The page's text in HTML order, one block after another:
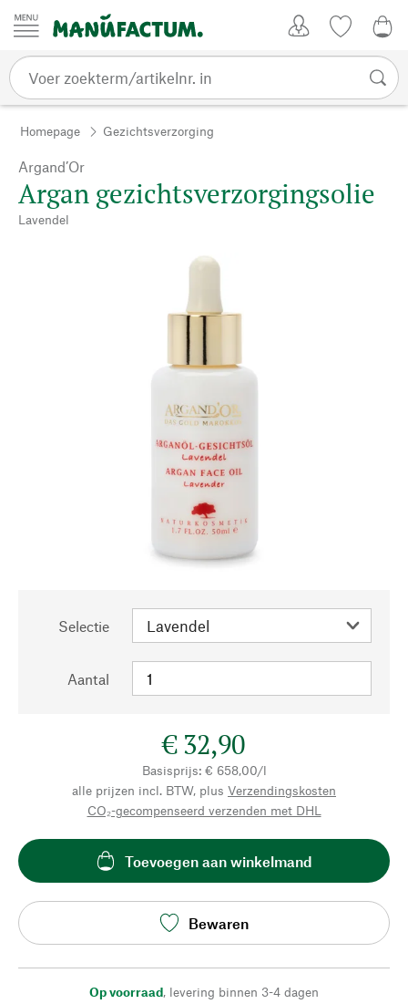
Passer au contenu
Homepage Gezichtsverzorging
Argand’Or
Argan gezichtsverzorgingsolie
Lavendel
Selectie
Aantal
€ 32,90
Basisprijs: € 658,00/l
alle prijzen incl. BTW, plus Verzendingskosten
CO₂-gecompenseerd verzenden met DHL
Toevoegen aan winkelmand
Bewaren
Op voorraad, levering binnen 3-4 dagen